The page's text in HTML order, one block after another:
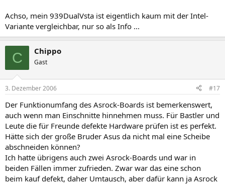
Achso, mein 939DualVsta ist eigentlich kaum mit der Intel-
Variante vergleichbar, nur so als Info ...
C Chippo
Gast
3. Dezember 2006 #17
Der Funktionumfang des Asrock-Boards ist bemerkenswert,
auch wenn man Einschnitte hinnehmen muss. Für Bastler und
Leute die für Freunde defekte Hardware prüfen ist es perfekt.
Hätte sich der große Bruder Asus da nicht mal eine Scheibe
abschneiden können?
Ich hatte übrigens auch zwei Asrock-Boards und war in
beiden Fällen immer zufrieden. Zwar war das eine schon
beim kauf defekt, daher Umtausch, aber dafür kann ja Asrock